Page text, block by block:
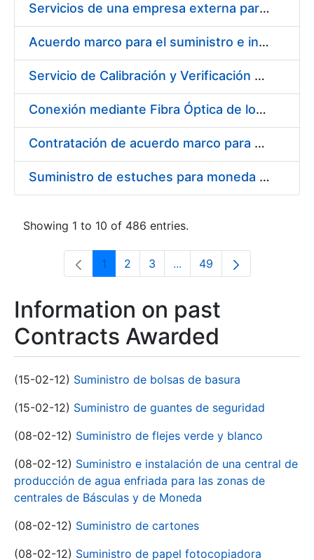
Servicios de una empresa externa para el asesoramiento y resolución de los recursos de alzada que se presentan relacionados con procesos de selección para la FNMT-RCM
Acuerdo marco para el suministro e instalación de persianas, estores y otros complementos
Servicio de Calibración y Verificación Externa de los Equipos de Medición del Servicio de Prevención de la FNMT-RCM
Conexión mediante Fibra Óptica de los Centros de Proceso de Datos (CPDs) de las sedes de la FNMT-RCM de Burgos y Madrid
Contratación de acuerdo marco para el Suministro de Material de Electricidad para la Fábrica Nacional de Moneda y Timbre-Real Casa de la Moneda en su centro de trabajo de Burgos
Suministro de estuches para moneda de 30 €
Showing 1 to 10 of 486 entries.
Page
1 Page
2 Page
3 ...Intermediate Pages Use
Page
49
Information on past
Contracts Awarded
(15-02-12) Suministro de bolsas de basura
(15-02-12) Suministro de guantes de seguridad
(08-02-12) Suministro de flejes verde y blanco
(08-02-12) Suministro e instalación de una central de
producción de agua enfriada para las zonas de
centrales de Básculas y de Moneda
(08-02-12) Suministro de cartones
(08-02-12) Suministro de papel fotocopiadora